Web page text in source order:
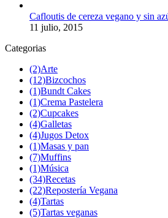
Cafloutis de cereza vegano y sin
11 julio, 2015
Categorias
(2)Arte
(12)Bizcochos
(1)Bundt Cakes
(1)Crema Pastelera
(2)Cupcakes
(4)Galletas
(4)Jugos Detox
(1)Masas y pan
(7)Muffins
(1)Música
(34)Recetas
(22)Repostería Vegana
(4)Tartas
(5)Tartas veganas